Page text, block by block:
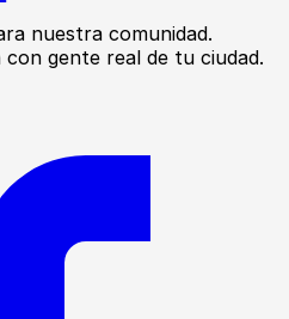
nuestra comunidad.
gente real de tu ciudad.